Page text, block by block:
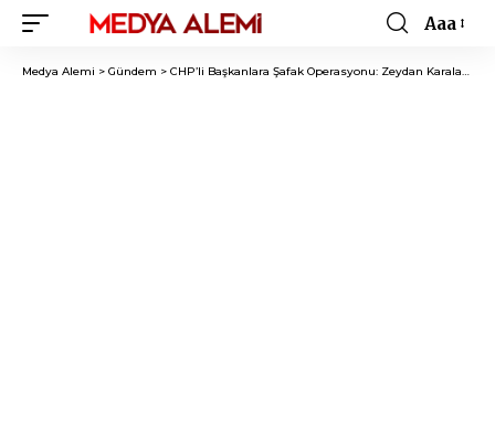
Font
Resizer
Aaa
Medya Alemi > Gündem > CHP’li Başkanlara Şafak Operasyonu: Zeydan Karalar ve Abdurrahman Tutdere Gözaltında!